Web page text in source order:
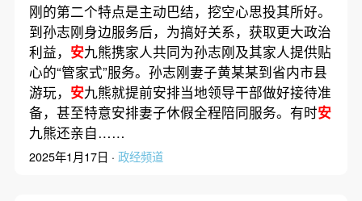
刚的第二个特点是主动巴结，挖空心思投其所好。
到孙志刚身边服务后，为搞好关系，获取更大政治
利益， 安九熊携家人共同为孙志刚及其家人提供贴
心的“管家式”服务。孙志刚妻子黄某某到省内市县
游玩， 安九熊就提前安排当地领导干部做好接待准
备，甚至特意安排妻子休假全程陪同服务。有时安
九熊还亲自……
2025年1月17日 · 政经频道